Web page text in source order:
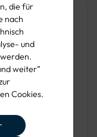
die für
nach
und
weiter”
Cookies.
durch seine
20 mm und 30
eignet sich ideal
und
Polyätherbelag
Bearbeitung von
und